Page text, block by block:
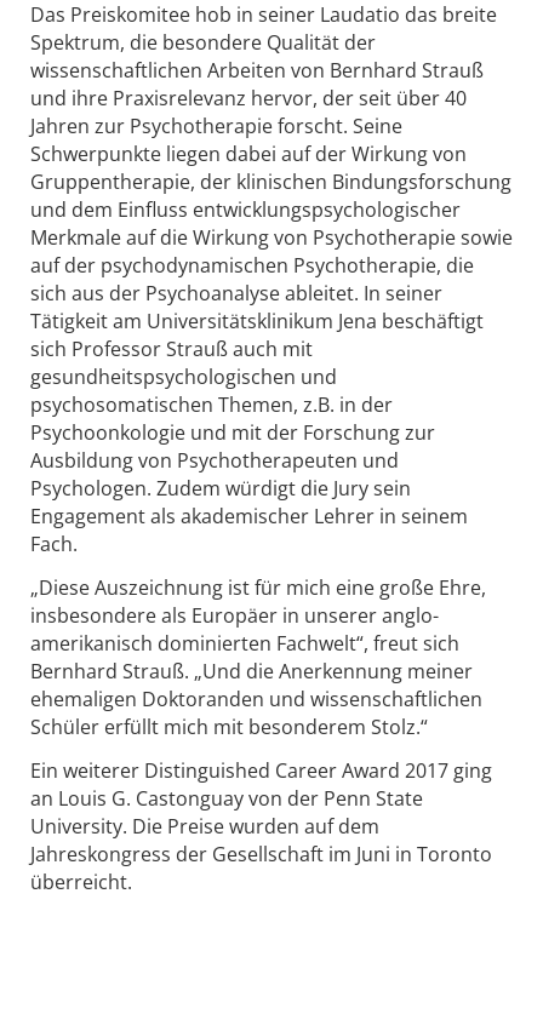
Das Preiskomitee hob in seiner Laudatio das breite
Spektrum, die besondere Qualität der
wissenschaftlichen Arbeiten von Bernhard Strauß
und ihre Praxisrelevanz hervor, der seit über 40
Jahren zur Psychotherapie forscht. Seine
Schwerpunkte liegen dabei auf der Wirkung von
Gruppentherapie, der klinischen Bindungsforschung
und dem Einfluss entwicklungspsychologischer
Merkmale auf die Wirkung von Psychotherapie sowie
auf der psychodynamischen Psychotherapie, die
sich aus der Psychoanalyse ableitet. In seiner
Tätigkeit am Universitätsklinikum Jena beschäftigt
sich Professor Strauß auch mit
gesundheitspsychologischen und
psychosomatischen Themen, z.B. in der
Psychoonkologie und mit der Forschung zur
Ausbildung von Psychotherapeuten und
Psychologen. Zudem würdigt die Jury sein
Engagement als akademischer Lehrer in seinem
Fach.
„Diese Auszeichnung ist für mich eine große Ehre,
insbesondere als Europäer in unserer anglo-
amerikanisch dominierten Fachwelt“, freut sich
Bernhard Strauß. „Und die Anerkennung meiner
ehemaligen Doktoranden und wissenschaftlichen
Schüler erfüllt mich mit besonderem Stolz.“
Ein weiterer Distinguished Career Award 2017 ging
an Louis G. Castonguay von der Penn State
University. Die Preise wurden auf dem
Jahreskongress der Gesellschaft im Juni in Toronto
überreicht.